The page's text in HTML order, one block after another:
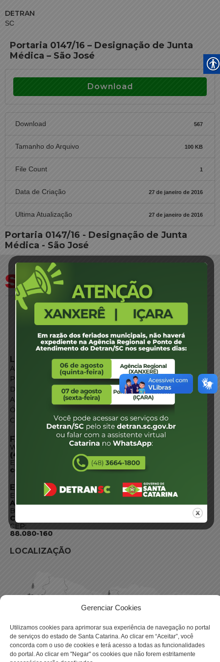
Gerenciar Cookies
Utilizamos cookies para aprimorar sua experiência de navegação no portal
de serviços do estado de Santa Catarina. Ao clicar em “Aceitar”, você
concorda com o uso de cookies e terá acesso a todas as funcionalidades
do portal. Ao clicar em "Negar" os cookies que não forem estritamente
DETRAN
SC
Portaria 0147/16 – Designação de Junta
Médica – São José
Download
Download 567
Tamanho do Arquivo 100 KB
File Count 1
Data de Criação 27 de janeiro de 2016
Ultima Atualização 27 de janeiro de 2016
Portaria 0147/16 - Designação de Junta
Médica - São José
LINKS EXTERNOS
Agência de Notícias
Portal de Serviços
Diário Oficial
Acesso à Informação
Órgãos do Governo
Conheça SC
FALE CONOSCO
WhatsApp:
(48) 3664-1800
E-mail:
centraldeinformacoes@detran.sc.gov.br
ENDEREÇO
Endereço:
Av. Almirante Tamandaré - 480
Bairro:
Coqueiros, Florianópolis SC
CEP:
88.080-160
LOCALIZAÇÃO